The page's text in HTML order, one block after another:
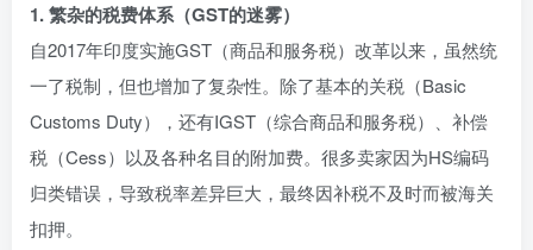
1. 繁杂的税费体系（GST的迷雾）
自2017年印度实施GST（商品和服务税）改革以来，虽然统
一了税制，但也增加了复杂性。除了基本的关税（Basic
Customs Duty），还有IGST（综合商品和服务税）、补偿
税（Cess）以及各种名目的附加费。很多卖家因为HS编码
归类错误，导致税率差异巨大，最终因补税不及时而被海关
扣押。